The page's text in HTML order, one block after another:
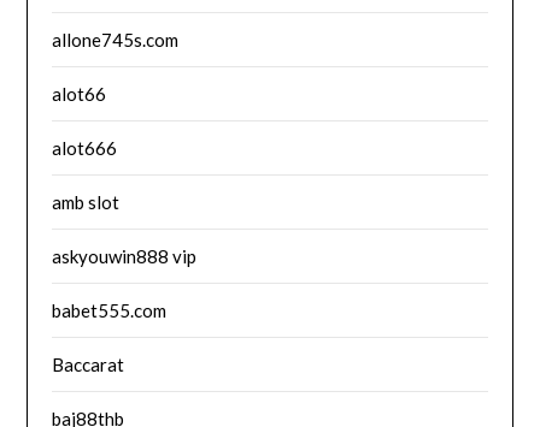
allone745s.com
alot66
alot666
amb slot
askyouwin888 vip
babet555.com
Baccarat
baj88thb